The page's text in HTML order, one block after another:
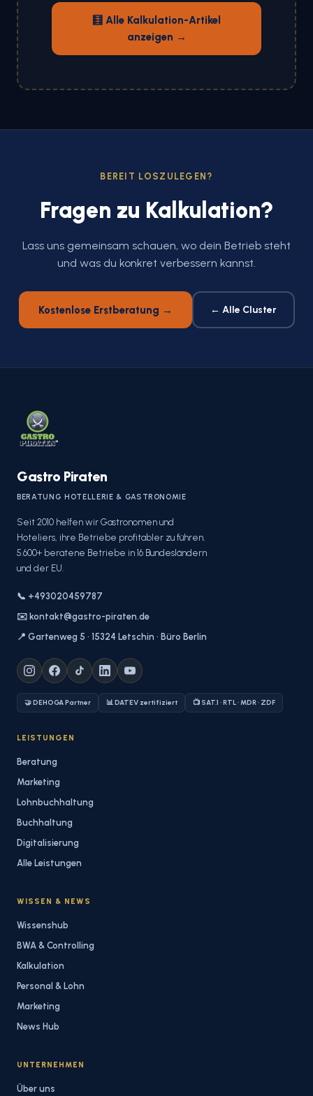
🧮 Alle Kalkulation-Artikel
anzeigen →
BEREIT LOSZULEGEN?
Fragen zu Kalkulation?
Lass uns gemeinsam schauen, wo dein Betrieb steht
und was du konkret verbessern kannst.
Kostenlose Erstberatung → ← Alle Cluster
Gastro Piraten
BERATUNG HOTELLERIE & GASTRONOMIE
Seit 2010 helfen wir Gastronomen und
Hoteliers, ihre Betriebe profitabler zu führen.
5.600+ beratene Betriebe in 16 Bundesländern
und der EU.
📞 +493020459787
✉️ kontakt@gastro-piraten.de
📍 Gartenweg 5 · 15324 Letschin · Büro Berlin
🤝 DEHOGA Partner 📊 DATEV zertifiziert 📺 SAT.1 · RTL · MDR · ZDF
LEISTUNGEN
Beratung
Marketing
Lohnbuchhaltung
Buchhaltung
Digitalisierung
Alle Leistungen
WISSEN & NEWS
Wissenshub
BWA & Controlling
Kalkulation
Personal & Lohn
Marketing
News Hub
UNTERNEHMEN
Über uns